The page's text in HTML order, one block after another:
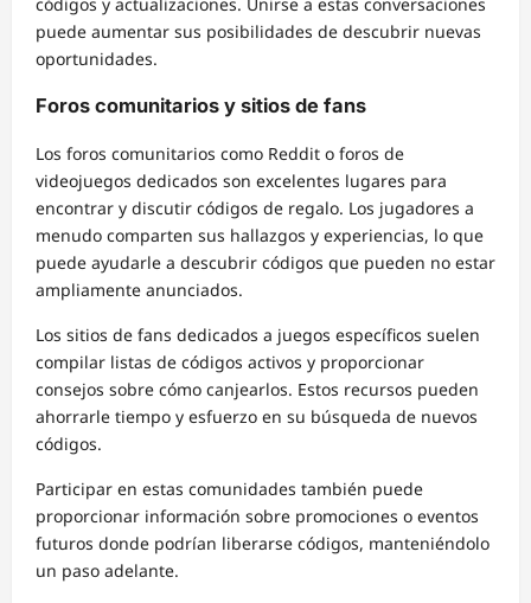
puede aumentar sus posibilidades de descubrir nuevas
oportunidades.
Foros comunitarios y sitios de fans
Los foros comunitarios como Reddit o foros de
videojuegos dedicados son excelentes lugares para
encontrar y discutir códigos de regalo. Los jugadores a
menudo comparten sus hallazgos y experiencias, lo que
puede ayudarle a descubrir códigos que pueden no estar
ampliamente anunciados.
Los sitios de fans dedicados a juegos específicos suelen
compilar listas de códigos activos y proporcionar
consejos sobre cómo canjearlos. Estos recursos pueden
ahorrarle tiempo y esfuerzo en su búsqueda de nuevos
códigos.
Participar en estas comunidades también puede
proporcionar información sobre promociones o eventos
futuros donde podrían liberarse códigos, manteniéndolo
un paso adelante.